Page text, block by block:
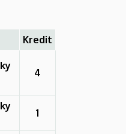
Kredit
4
1